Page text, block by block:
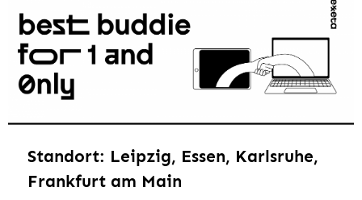
Standort: Leipzig, Essen, Karlsruhe,
Frankfurt am Main